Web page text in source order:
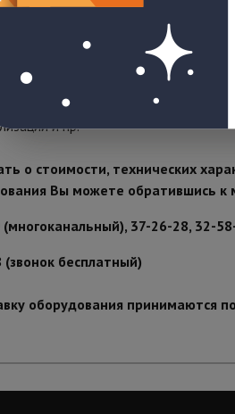
TSt-100HS
предназначены для
и пр.
о стоимости, технических
Вы можете обратившись
37-26-28, 32-
бесплатный)
оборудования принимаются